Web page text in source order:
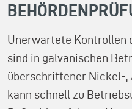
Unerwartete Kontrollen
sind in galvanischen
überschrittener Nickel-,
kann schnell zu